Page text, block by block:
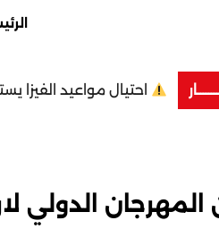
الدولي